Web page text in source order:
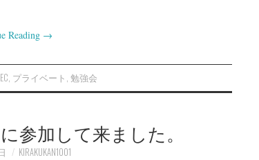
Reading →
, プライベート ,勉強会
参加して来ました。
KIRAKUKAN1001